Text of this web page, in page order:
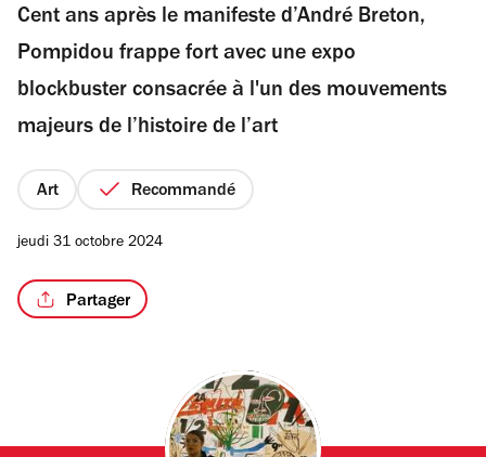
5
étoiles
Cent ans après le manifeste d’André Breton,
Pompidou frappe fort avec une expo
blockbuster consacrée à l'un des mouvements
majeurs de l’histoire de l’art
Art Recommandé
jeudi 31 octobre 2024
Partager